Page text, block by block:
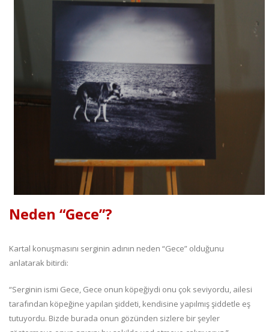
Neden “Gece”?
Kartal konuşmasını serginin adının neden “Gece” olduğunu
anlatarak bitirdi:
“Serginin ismi Gece, Gece onun köpeğiydi onu çok seviyordu, ailesi
tarafından köpeğine yapılan şiddeti, kendisine yapılmış şiddetle eş
tutuyordu. Bizde burada onun gözünden sizlere bir şeyler